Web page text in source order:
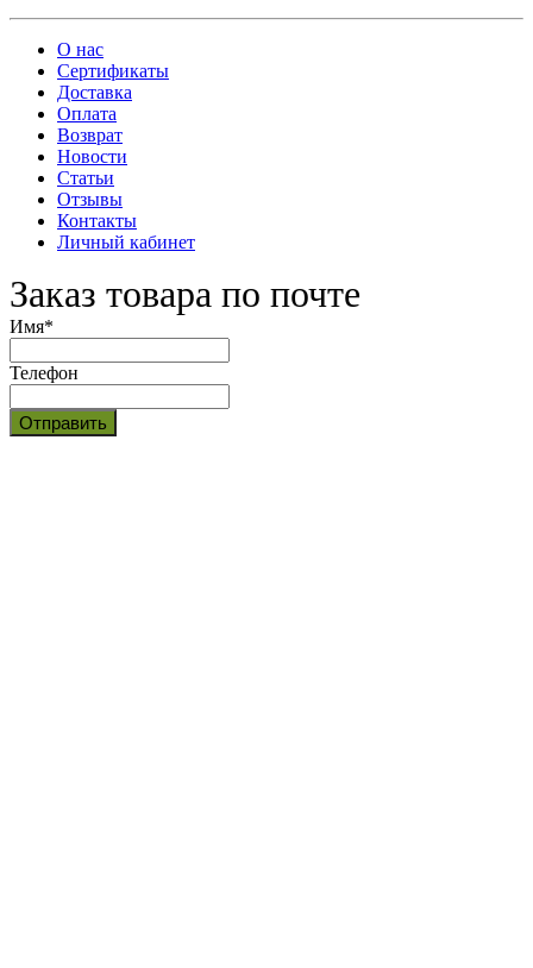
О нас
Сертификаты
Доставка
Оплата
Возврат
Новости
Статьи
Отзывы
Контакты
Личный кабинет
Заказ товара по почте
Имя*
Телефон
Отправить